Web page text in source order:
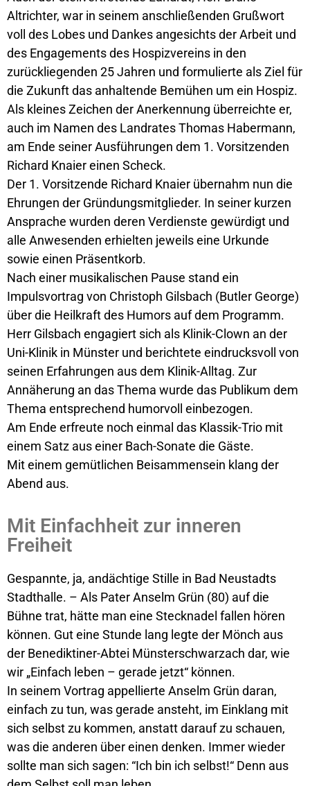
Altrichter, war in seinem anschließenden Grußwort
voll des Lobes und Dankes angesichts der Arbeit und
des Engagements des Hospizvereins in den
zurückliegenden 25 Jahren und formulierte als Ziel für
die Zukunft das anhaltende Bemühen um ein Hospiz.
Als kleines Zeichen der Anerkennung überreichte er,
auch im Namen des Landrates Thomas Habermann,
am Ende seiner Ausführungen dem 1. Vorsitzenden
Richard Knaier einen Scheck.
Der 1. Vorsitzende Richard Knaier übernahm nun die
Ehrungen der Gründungsmitglieder. In seiner kurzen
Ansprache wurden deren Verdienste gewürdigt und
alle Anwesenden erhielten jeweils eine Urkunde
sowie einen Präsentkorb.
Nach einer musikalischen Pause stand ein
Impulsvortrag von Christoph Gilsbach (Butler George)
über die Heilkraft des Humors auf dem Programm.
Herr Gilsbach engagiert sich als Klinik-Clown an der
Uni-Klinik in Münster und berichtete eindrucksvoll von
seinen Erfahrungen aus dem Klinik-Alltag. Zur
Annäherung an das Thema wurde das Publikum dem
Thema entsprechend humorvoll einbezogen.
Am Ende erfreute noch einmal das Klassik-Trio mit
einem Satz aus einer Bach-Sonate die Gäste.
Mit einem gemütlichen Beisammensein klang der
Abend aus.
Mit Einfachheit zur inneren
Freiheit
Gespannte, ja, andächtige Stille in Bad Neustadts
Stadthalle. – Als Pater Anselm Grün (80) auf die
Bühne trat, hätte man eine Stecknadel fallen hören
können. Gut eine Stunde lang legte der Mönch aus
der Benediktiner-Abtei Münsterschwarzach dar, wie
wir „Einfach leben – gerade jetzt“ können.
In seinem Vortrag appellierte Anselm Grün daran,
einfach zu tun, was gerade ansteht, im Einklang mit
sich selbst zu kommen, anstatt darauf zu schauen,
was die anderen über einen denken. Immer wieder
sollte man sich sagen: “Ich bin ich selbst!“ Denn aus